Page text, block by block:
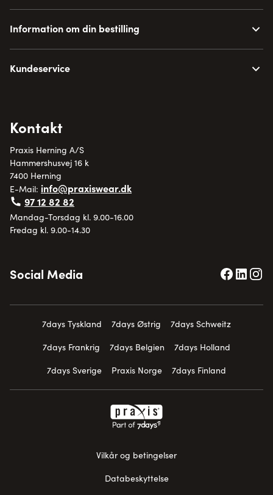
Information om din bestilling
Kundeservice
Kontakt
Praxis Herning A/S
Hammershusvej 16 k
7400 Herning
E-Mail: info@praxiswear.dk
97 12 82 82
Mandag-Torsdag kl. 9.00-16.00
Fredag kl. 9.00-14.30
Social Media
7days Tyskland 7days Østrig
7days Schweitz
7days Frankrig
7days Belgien
7days Holland
7days Sverige
Praxis Norge 7days Finland
Vilkår og betingelser
Databeskyttelse